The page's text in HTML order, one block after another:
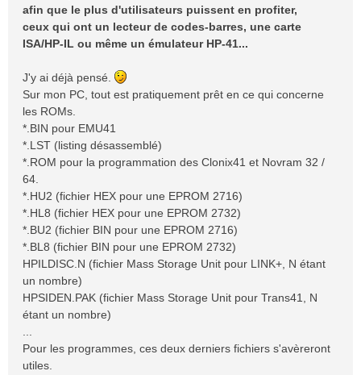
afin que le plus d'utilisateurs puissent en profiter,
ceux qui ont un lecteur de codes-barres, une carte
ISA/HP-IL ou même un émulateur HP-41...
J'y ai déjà pensé.
Sur mon PC, tout est pratiquement prêt en ce qui concerne
les ROMs.
*.BIN pour EMU41
*.LST (listing désassemblé)
*.ROM pour la programmation des Clonix41 et Novram 32 /
64.
*.HU2 (fichier HEX pour une EPROM 2716)
*.HL8 (fichier HEX pour une EPROM 2732)
*.BU2 (fichier BIN pour une EPROM 2716)
*.BL8 (fichier BIN pour une EPROM 2732)
HPILDISC.N (fichier Mass Storage Unit pour LINK+, N étant
un nombre)
HPSIDEN.PAK (fichier Mass Storage Unit pour Trans41, N
étant un nombre)
Pour les programmes, ces deux derniers fichiers s'avèreront
utiles.